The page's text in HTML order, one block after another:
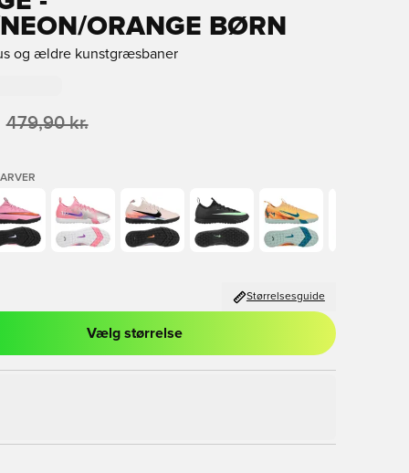
ORANGE BØRN
og ældre kunstgræsbaner
479,90 kr.
Størrelsesguide
til at logge ind eller tilmelde dig som medlem
Vælg størrelse